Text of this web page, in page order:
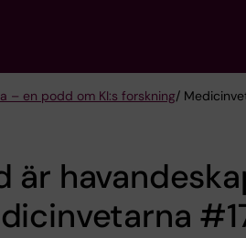
– en podd om KI:s forskning/
är